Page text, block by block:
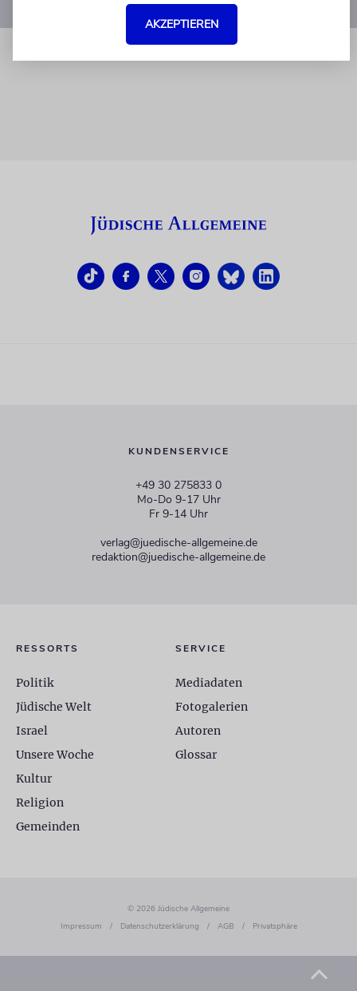
5 6 7
KUNDENSERVICE
+49 30 275833 0
Mo-Do 9-17 Uhr
Fr 9-14 Uhr
verlag@juedische-allgemeine.de
redaktion@juedische-allgemeine.de
RESSORTS
Politik
Jüdische Welt
Israel
Unsere Woche
Kultur
Religion
Gemeinden
SERVICE
Mediadaten
Fotogalerien
Autoren
Glossar
© 2026 Jüdische Allgemeine
Impressum
/ Datenschutzerklärung / AGB / Privatsphäre
AKZEPTIEREN